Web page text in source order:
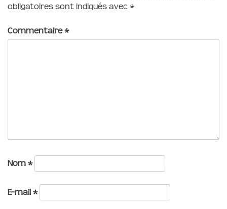
obligatoires sont indiqués avec *
Commentaire*
Nom *
E-mail *